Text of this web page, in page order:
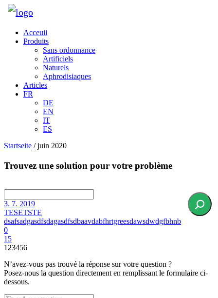
Acceuil
Produits
Sans ordonnance
Artificiels
Naturels
Aphrodisiaques
Articles
FR
DE
EN
IT
ES
Startseite / juin 2020
Trouvez une solution pour votre problème
3. 7. 2019
TESETSTE
dsafsadgasdfsdagasdfsdbaavdabfhrtgreesdawsdwdgfbhnb
0
15
1 23456
N’avez-vous pas trouvé la réponse sur votre question ?
Posez-nous la question directement en remplissant le formulaire ci-
dessous.